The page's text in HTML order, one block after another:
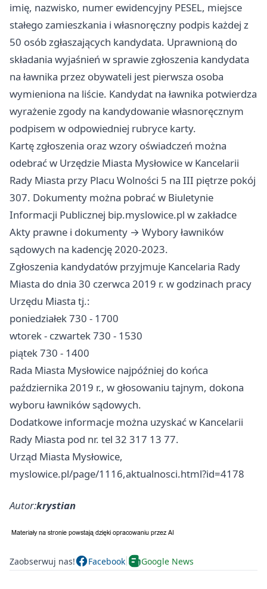
imię, nazwisko, numer ewidencyjny PESEL, miejsce
stałego zamieszkania i własnoręczny podpis każdej z
50 osób zgłaszających kandydata. Uprawnioną do
składania wyjaśnień w sprawie zgłoszenia kandydata
na ławnika przez obywateli jest pierwsza osoba
wymieniona na liście. Kandydat na ławnika potwierdza
wyrażenie zgody na kandydowanie własnoręcznym
podpisem w odpowiedniej rubryce karty.
Kartę zgłoszenia oraz wzory oświadczeń można
odebrać w Urzędzie Miasta Mysłowicew Kancelarii
Rady Miasta przy Placu Wolności 5 na III piętrze pokój
307. Dokumenty można pobrać w Biuletynie
Informacji Publicznej bip.myslowice.pl w zakładce
Akty prawne i dokumenty → Wybory ławników
sądowych na kadencję 2020-2023.
Zgłoszenia kandydatów przyjmuje Kancelaria Rady
Miasta do dnia 30 czerwca 2019 r. w godzinach pracy
Urzędu Miasta tj.:
poniedziałek 730 - 1700
wtorek - czwartek 730 - 1530
piątek 730 - 1400
Rada Miasta Mysłowice najpóźniej do końca
października 2019 r., w głosowaniu tajnym, dokona
wyboru ławników sądowych.
Dodatkowe informacje można uzyskać w Kancelarii
Rady Miasta pod nr. tel 32 317 13 77.
Urząd Miasta Mysłowice,
myslowice.pl/page/1116,aktualnosci.html?id=4178
Autor:krystian
Zaobserwuj nas! Facebook Google News